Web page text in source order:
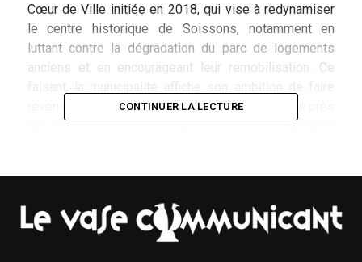
Cœur de Ville initiée en 2018, qui vise à redynamiser
le centre historique de Soissons, notamment en
luttant contre la dégradation du parc de logements
anciens et en encourageant leur remobilisation. Ce
revenir les familles dans le cœur de ville, au plus près
des services et des commerces, dans des logements
L’exemple concret de l’accompagnement à l’OPAH –
RU sur le terrain est la réhabilitation de l’immeuble au
11 rue du Beffroi, au croisement avec la rue du
Collège, un bâtiment emblématique de la
CONTINUER LA LECTURE